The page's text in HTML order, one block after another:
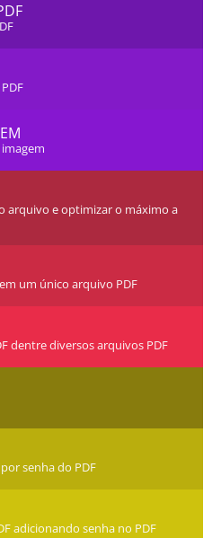
arquivo e optimizar o máximo a
um único arquivo PDF
dentre diversos arquivos PDF
senha do PDF
adicionando senha no PDF